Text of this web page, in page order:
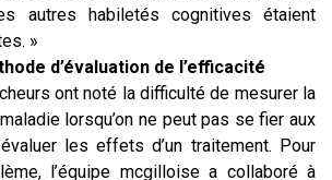
autres habiletés cognitives étaient
»
d’évaluation de l’efficacité
ont noté la difficulté de mesurer la
lorsqu’on ne peut pas se fier aux
les effets d’un traitement. Pour
l’équipe mcgilloise a collaboré à